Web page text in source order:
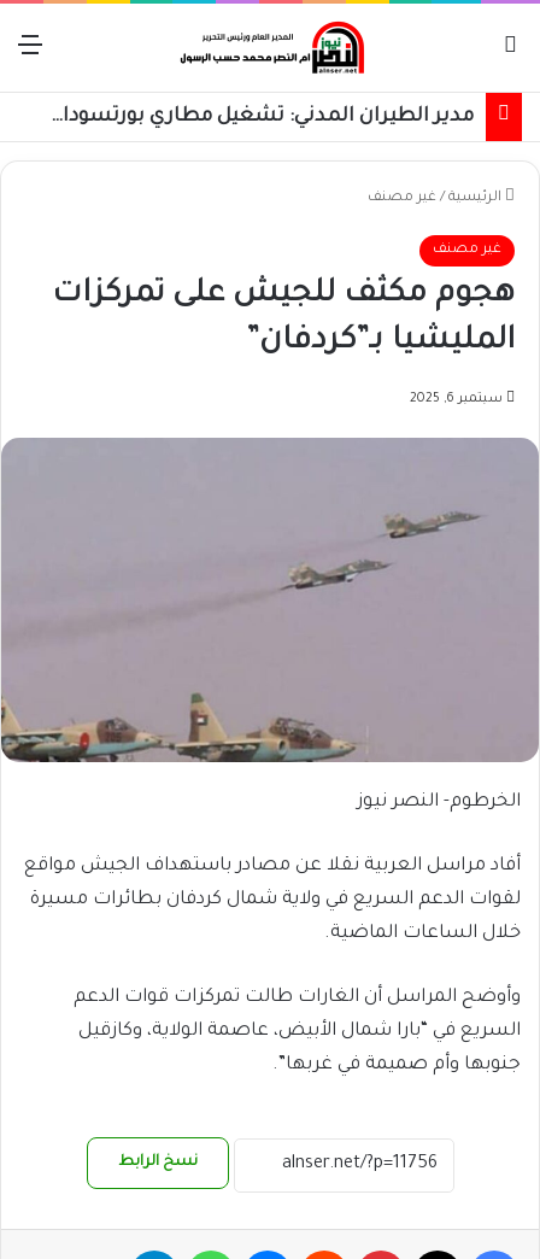
مدير الطيران المدني: تشغيل مطاري بورتسودان والخرطوم على مدار 24 ساعة قريباً
الرئيسية / غير مصنف
غير مصنف
هجوم مكثف للجيش على تمركزات
المليشيا بـ”كردفان”
سبتمبر 6, 2025
الخرطوم- النصر نيوز
أفاد مراسل العربية نقلا عن مصادر باستهداف الجيش مواقع
لقوات الدعم السريع في ولاية شمال كردفان بطائرات مسيرة
خلال الساعات الماضية.
وأوضح المراسل أن الغارات طالت تمركزات قوات الدعم
السريع في “بارا شمال الأبيض، عاصمة الولاية، وكازقيل
جنوبها وأم صميمة في غربها”.
نسخ الرابط
فيسبوك بينتيريست ماسنجر واتساب